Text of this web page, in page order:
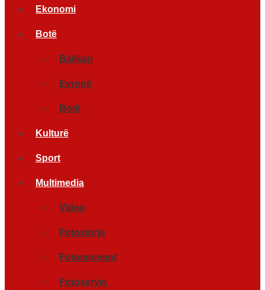
Ekonomi
Botë
Ballkan
Evropë
Botë
Kulturë
Sport
Multimedia
Video
Fotostorje
Fotomoment
Fotoservis